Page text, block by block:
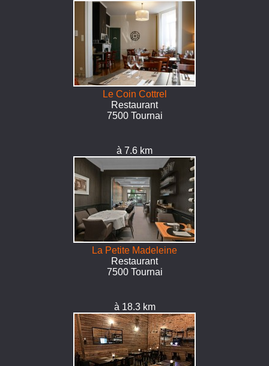
Le Coin Cottrel
Restaurant
7500 Tournai
à 7.6 km
La Petite Madeleine
Restaurant
7500 Tournai
à 18.3 km